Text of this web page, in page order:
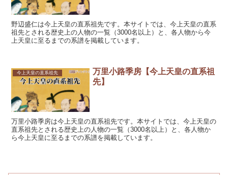
野辺盛仁は今上天皇の直系祖先です。本サイトでは、今上天皇の直系
祖先とされる歴史上の人物の一覧（3000名以上）と、各人物から今
上天皇に至るまでの系譜を掲載しています。
今上天皇の直系祖先
万里小路季房【今上天皇の直系祖
先】
万里小路季房は今上天皇の直系祖先です。本サイトでは、今上天皇の
直系祖先とされる歴史上の人物の一覧（3000名以上）と、各人物か
ら今上天皇に至るまでの系譜を掲載しています。